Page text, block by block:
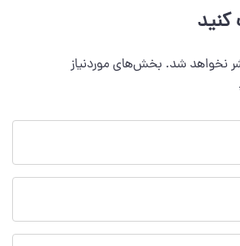
کنید
نخواهد شد. بخش‌های موردنیاز